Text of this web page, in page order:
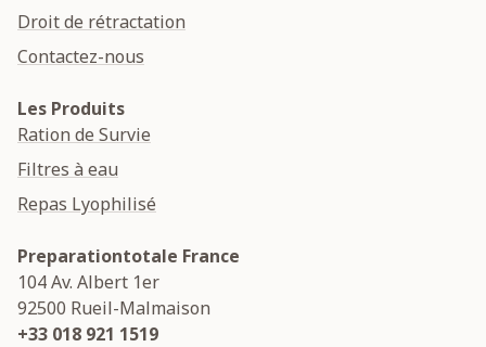
Droit de rétractation
Contactez-nous
Les Produits
Ration de Survie
Filtres à eau
Repas Lyophilisé
Preparationtotale France
104 Av. Albert 1er
92500 Rueil-Malmaison
+33 018 921 1519